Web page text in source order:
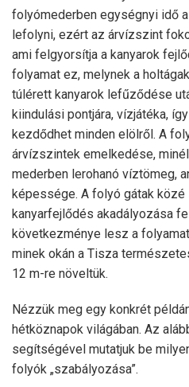
folyómederben egységnyi idő
lefolyni, ezért az árvízszint
ami felgyorsítja a kanyarok
folyamat ez, melynek a
túlérett kanyarok lefűződése
kiindulási pontjára, vízjátéka,
kezdődhet minden elölről. A
árvízszintek emelkedése,
mederben lerohanó víztömeg,
képessége. A folyó gátak
kanyarfejlődés akadályozása
következménye lesz a
minek okán a Tisza
12 m-re növeltük.
Nézzük meg egy konkrét
hétköznapok világában. Az
segítségével mutatjuk be
folyók „szabályozása”.